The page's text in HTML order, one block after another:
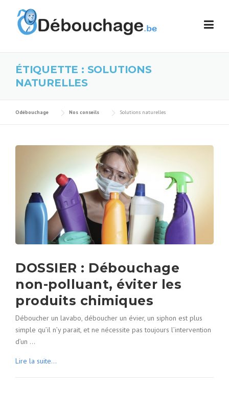
ÉTIQUETTE : SOLUTIONS
NATURELLES
Odébouchage Nos conseils Solutions naturelles
DOSSIER : Débouchage
non-polluant, éviter les
produits chimiques
Déboucher un lavabo, déboucher un évier, un siphon est plus
simple qu’il n’y parait, et ne nécessite pas toujours l’intervention
d’un …
Lire la suite...